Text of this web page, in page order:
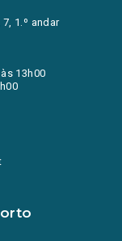
1.º andar
13h00